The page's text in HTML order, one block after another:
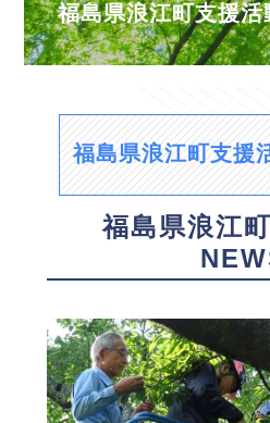
福島県浪江町支援活
福島県浪江町支援
福島県浪江